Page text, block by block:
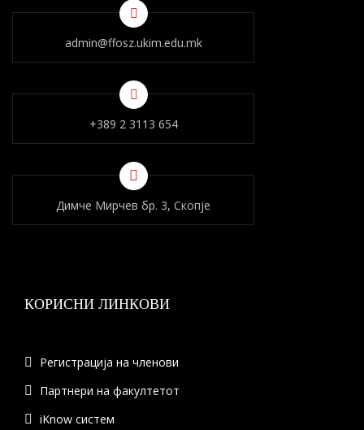
admin@ffosz.ukim.edu.mk
+389 2 3113 654
Димче Мирчев бр. 3, Скопје
КОРИСНИ ЛИНКОВИ
Регистрација на членови
Партнери на факултетот
iKnow систем